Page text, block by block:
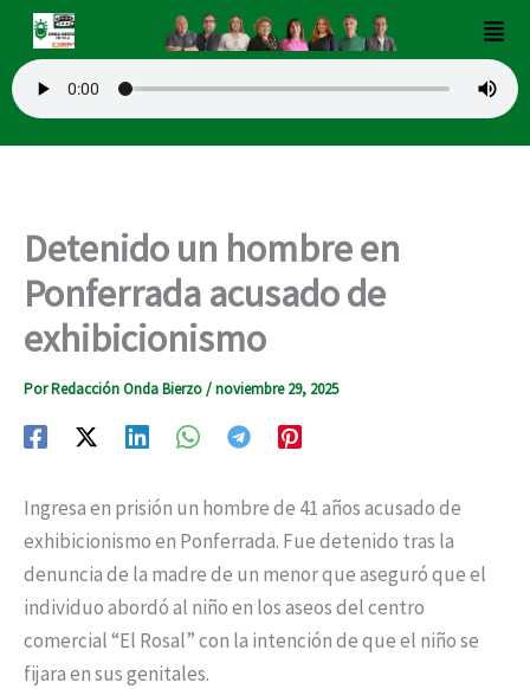
contenido
Detenido un hombre en
Ponferrada acusado de
exhibicionismo
PorRedacción Onda Bierzo/noviembre 29, 2025
Ingresa en prisión un hombre de 41 años acusado de
exhibicionismo en Ponferrada. Fue detenido tras la
denuncia de la madre de un menor que aseguró que el
individuo abordó al niño en los aseos del centro
comercial “El Rosal” con la intención de que el niño se
fijara en sus genitales.